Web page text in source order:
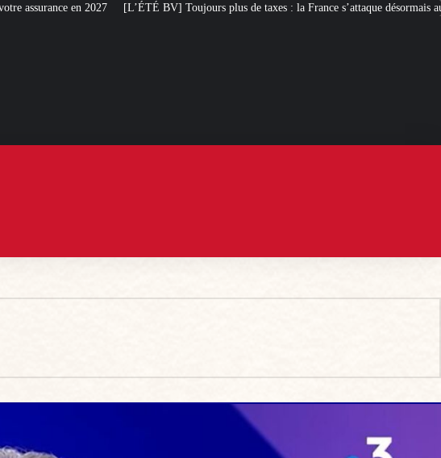
[L’ÉTÉ BV] Toujours plus de taxes : la France s’attaque désormais aux serres de jardin «